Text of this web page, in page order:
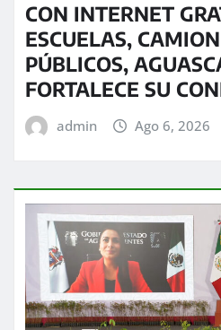
CON INTERNET
ESCUELAS,
PÚBLICOS,
FORTALECE SU
admin Ago 6, 2026